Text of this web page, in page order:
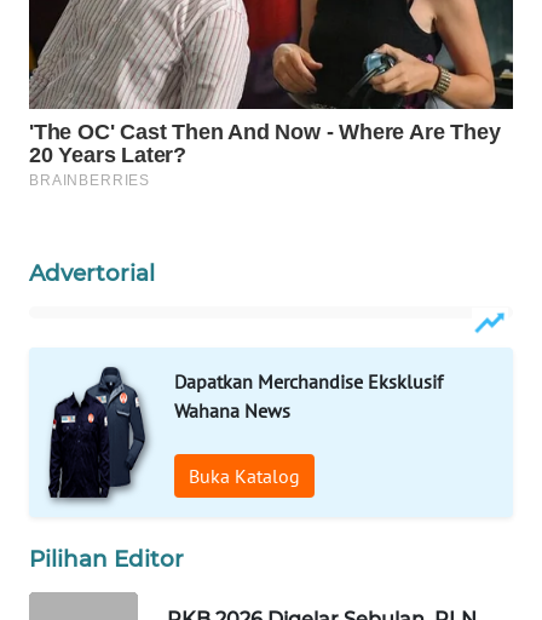
Advertorial
Dapatkan Merchandise Eksklusif
Wahana News
Buka Katalog
Pilihan Editor
WAHANA
HEALTH
WAHANA
DESA
WISATA
WAHANA
KONSUMEN
LISTRIK
MASYARAKAT
WALINKI